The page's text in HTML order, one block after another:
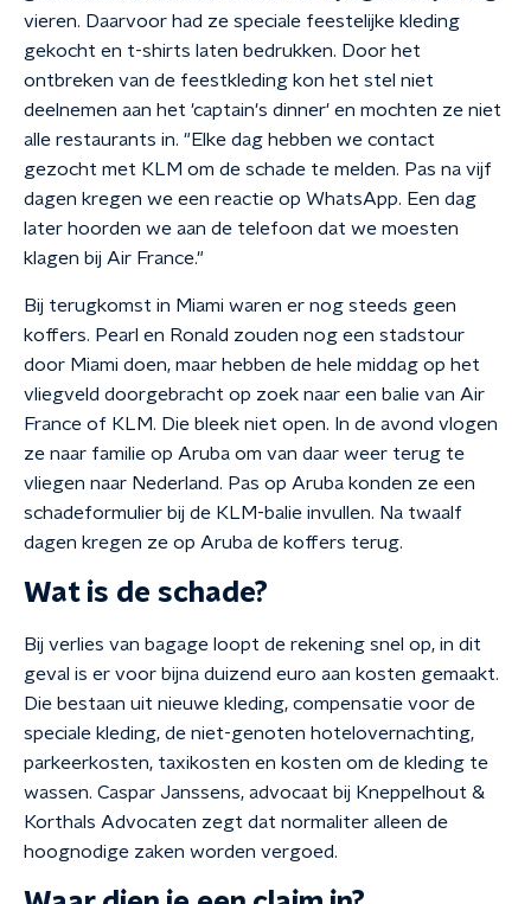
vieren. Daarvoor had ze speciale feestelijke kleding
gekocht en t-shirts laten bedrukken. Door het
ontbreken van de feestkleding kon het stel niet
deelnemen aan het 'captain's dinner' en mochten ze niet
alle restaurants in. "Elke dag hebben we contact
gezocht met KLM om de schade te melden. Pas na vijf
dagen kregen we een reactie op WhatsApp. Een dag
later hoorden we aan de telefoon dat we moesten
klagen bij Air France."
Bij terugkomst in Miami waren er nog steeds geen
koffers. Pearl en Ronald zouden nog een stadstour
door Miami doen, maar hebben de hele middag op het
vliegveld doorgebracht op zoek naar een balie van Air
France of KLM. Die bleek niet open. In de avond vlogen
ze naar familie op Aruba om van daar weer terug te
vliegen naar Nederland. Pas op Aruba konden ze een
schadeformulier bij de KLM-balie invullen. Na twaalf
dagen kregen ze op Aruba de koffers terug.
Wat is de schade?
Bij verlies van bagage loopt de rekening snel op, in dit
geval is er voor bijna duizend euro aan kosten gemaakt.
Die bestaan uit nieuwe kleding, compensatie voor de
speciale kleding, de niet-genoten hotelovernachting,
parkeerkosten, taxikosten en kosten om de kleding te
wassen. Caspar Janssens, advocaat bij Kneppelhout &
Korthals Advocaten zegt dat normaliter alleen de
hoognodige zaken worden vergoed.